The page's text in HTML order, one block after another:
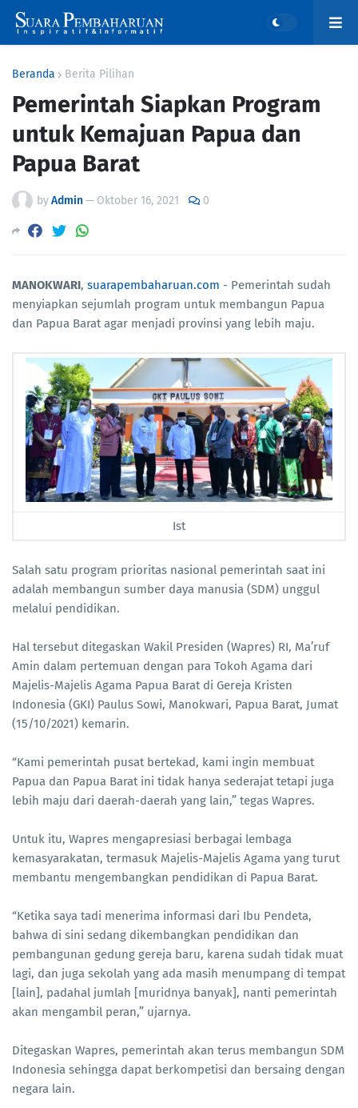
Beranda Berita Pilihan
Pemerintah Siapkan Program
untuk Kemajuan Papua dan
Papua Barat
byAdmin— Oktober 16, 2021 0
MANOKWARI, suarapembaharuan.com - Pemerintah sudah
menyiapkan sejumlah program untuk membangun Papua
dan Papua Barat agar menjadi provinsi yang lebih maju.
Ist
Salah satu program prioritas nasional pemerintah saat ini
adalah membangun sumber daya manusia (SDM) unggul
melalui pendidikan.
Hal tersebut ditegaskan Wakil Presiden (Wapres) RI, Ma’ruf
Amin dalam pertemuan dengan para Tokoh Agama dari
Majelis-Majelis Agama Papua Barat di Gereja Kristen
Indonesia (GKI) Paulus Sowi, Manokwari, Papua Barat, Jumat
(15/10/2021) kemarin.
“Kami pemerintah pusat bertekad, kami ingin membuat
Papua dan Papua Barat ini tidak hanya sederajat tetapi juga
lebih maju dari daerah-daerah yang lain,” tegas Wapres.
Untuk itu, Wapres mengapresiasi berbagai lembaga
kemasyarakatan, termasuk Majelis-Majelis Agama yang turut
membantu mengembangkan pendidikan di Papua Barat.
“Ketika saya tadi menerima informasi dari Ibu Pendeta,
bahwa di sini sedang dikembangkan pendidikan dan
pembangunan gedung gereja baru, karena sudah tidak muat
lagi, dan juga sekolah yang ada masih menumpang di tempat
[lain], padahal jumlah [muridnya banyak], nanti pemerintah
akan mengambil peran,” ujarnya.
Ditegaskan Wapres, pemerintah akan terus membangun SDM
Indonesia sehingga dapat berkompetisi dan bersaing dengan
negara lain.